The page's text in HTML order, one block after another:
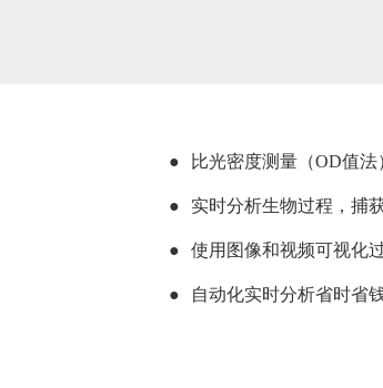
● 比光密度测量（OD值法
● 实时分析生物过程，捕
● 使用图像和视频可视化
● 自动化实时分析省时省